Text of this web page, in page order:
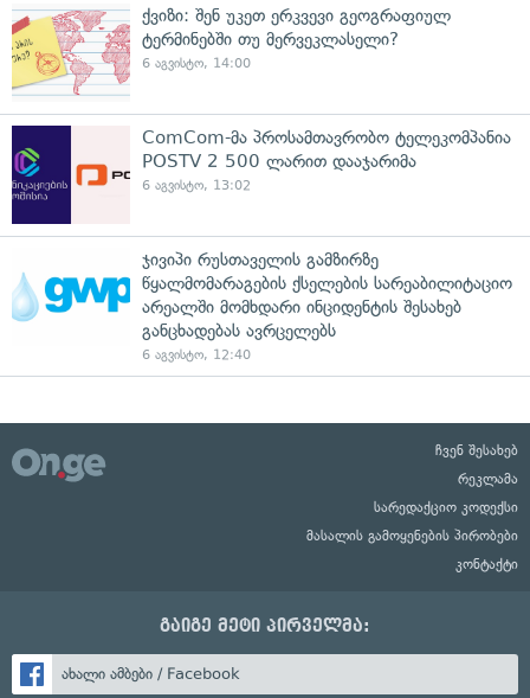
ქვიზი: შენ უკეთ ერკვევი გეოგრაფიულ
ტერმინებში თუ მერვეკლასელი?
6 აგვისტო, 14:00
ComCom-მა პროსამთავრობო ტელეკომპანია
POSTV 2 500 ლარით დააჯარიმა
6 აგვისტო, 13:02
ჯივიპი რუსთაველის გამზირზე
წყალმომარაგების ქსელების სარეაბილიტაციო
არეალში მომხდარი ინციდენტის შესახებ
განცხადებას ავრცელებს
6 აგვისტო, 12:40
ჩვენ შესახებ
რეკლამა
სარედაქციო კოდექსი
მასალის გამოყენების პირობები
კონტაქტი
გაიგე მეტი პირველმა:
ახალი ამბები / Facebook